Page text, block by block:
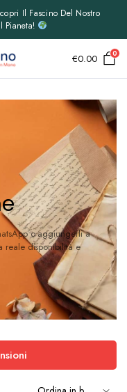
Il Fascino Del Nostro
Pianeta!
€0.00 0
o aggiungerli a
reale disponibilità e